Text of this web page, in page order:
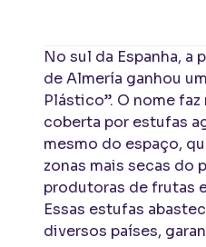
No sul da Espanha, a
de Almería ganhou
Plástico”. O nome
coberta por estufas
mesmo do espaço,
zonas mais secas do
produtoras de frutas
Essas estufas
diversos países,